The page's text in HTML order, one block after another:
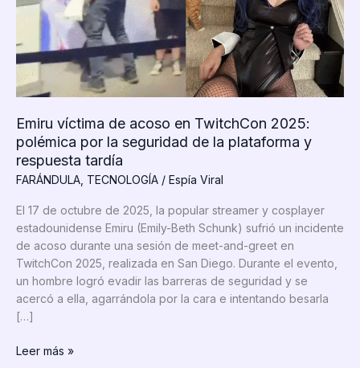
Emiru víctima de acoso en TwitchCon 2025:
polémica por la seguridad de la plataforma y
respuesta tardía
FARÁNDULA TECNOLOGÍA / Espía Viral
El 17 de octubre de 2025, la popular streamer y cosplayer
estadounidense Emiru (Emily-Beth Schunk) sufrió un incidente
de acoso durante una sesión de meet-and-greet en
TwitchCon 2025, realizada en San Diego. Durante el evento,
un hombre logró evadir las barreras de seguridad y se
acercó a ella, agarrándola por la cara e intentando besarla
[…]
Emiru
Leer más »